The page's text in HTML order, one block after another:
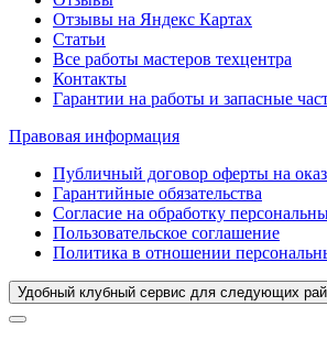
Отзывы на Яндекс Картах
Статьи
Все работы мастеров техцентра
Контакты
Гарантии на работы и запасные
Правовая информация
Публичный договор оферты на
Гарантийные обязательства
Согласие на обработку
Пользовательское соглашение
Политика в отношении
Удобный клубный сервис для следующих